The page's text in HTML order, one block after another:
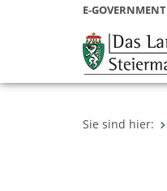
E-GOVERNMENT
Sie sind hier: